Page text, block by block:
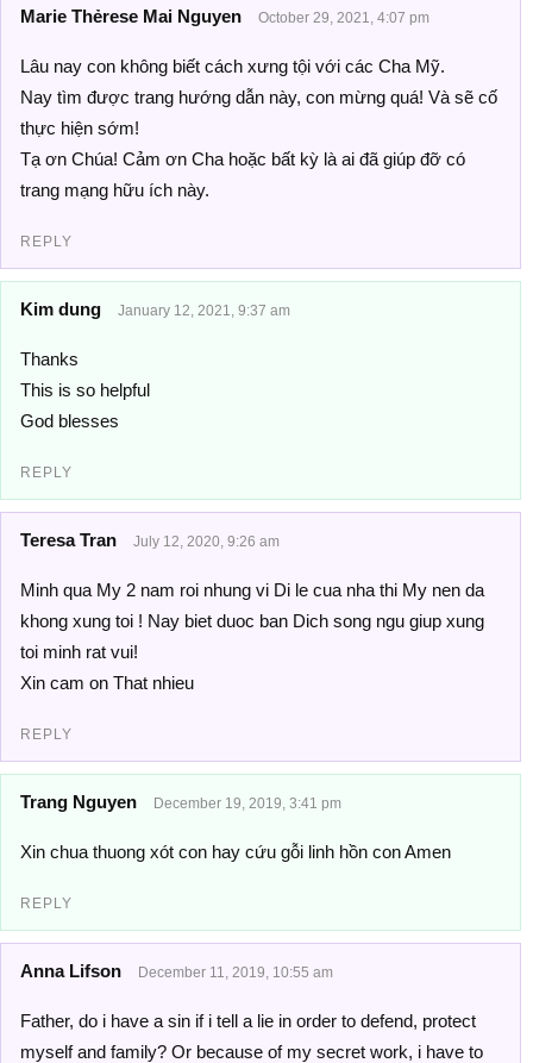
Marie Thẻrese Mai Nguyen October 29, 2021, 4:07 pm
Lâu nay con không biết cách xưng tội với các Cha Mỹ.
Nay tìm được trang hướng dẫn này, con mừng quá! Và sẽ cố
thực hiện sớm!
Tạ ơn Chúa! Cảm ơn Cha hoặc bất kỳ là ai đã giúp đỡ có
trang mạng hữu ích này.
REPLY
Kim dung January 12, 2021, 9:37 am
Thanks
This is so helpful
God blesses
REPLY
Teresa Tran July 12, 2020, 9:26 am
Minh qua My 2 nam roi nhung vi Di le cua nha thi My nen da
khong xung toi ! Nay biet duoc ban Dich song ngu giup xung
toi minh rat vui!
Xin cam on That nhieu
REPLY
Trang Nguyen December 19, 2019, 3:41 pm
Xin chua thuong xót con hay cứu gỗi linh hồn con Amen
REPLY
Anna Lifson December 11, 2019, 10:55 am
Father, do i have a sin if i tell a lie in order to defend, protect
myself and family? Or because of my secret work, i have to